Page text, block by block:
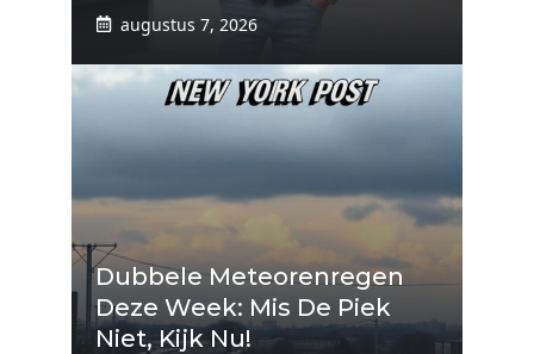
augustus 7, 2026
Dubbele Meteorenregen
Deze Week: Mis De Piek
Niet, Kijk Nu!